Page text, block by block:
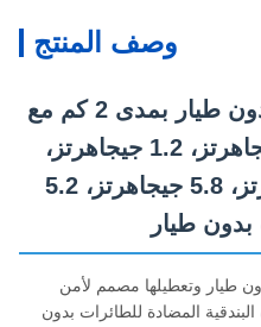
وصف المنتج
بندقية مضادة للطائرات بدون طيار بمدى 2 كم مع
5-6 نطاقات تردد (900 ميجاهرتز، 1.2 جيجاهرتز،
1.5 جيجاهرتز، 2.4 جيجاهرتز، 5.8 جيجاهرتز، 5.2
طيار
طيار وتعطيلها مصمم لأمن
المضادة للطائرات بدون